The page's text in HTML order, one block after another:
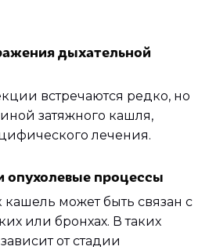
дыхательной
встречаются редко, но
затяжного кашля,
лечения.
опухолевые процессы
может быть связан с
или бронхах. В таких
от стадии